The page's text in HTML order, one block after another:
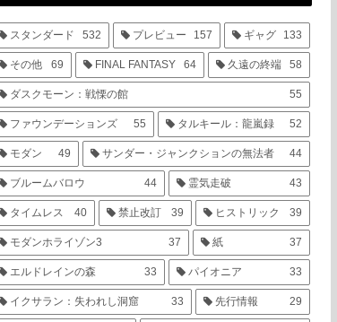
スタンダード 532 プレビュー 157 ギャグ 133
その他 69 FINAL FANTASY 64 久遠の終端 58
ダスクモーン：戦慄の館 55
ファウンデーションズ 55 タルキール：龍嵐録 52
モダン 49 サンダー・ジャンクションの無法者 44
ブルームバロウ 44 霊気走破 43
タイムレス 40 禁止改訂 39 ヒストリック 39
モダンホライゾン3 37 紙 37
エルドレインの森 33 パイオニア 33
イクサラン：失われし洞窟 33 先行情報 29